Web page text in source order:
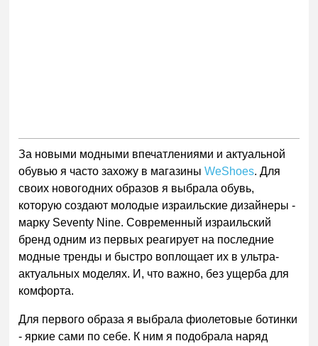
За новыми модными впечатлениями и актуальной
обувью я часто захожу в магазиныWeShoes. Для
своих новогодних образов я выбрала обувь,
которую создают молодые израильские дизайнеры -
марку Seventy Nine. Современный израильский
бренд одним из первых реагирует на последние
модные тренды и быстро воплощает их в ультра-
актуальных моделях. И, что важно, без ущерба для
комфорта.
Для первого образа я выбрала фиолетовые ботинки
- яркие сами по себе. К ним я подобрала наряд